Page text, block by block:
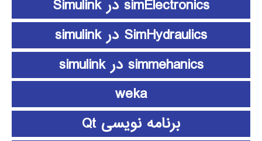
simElectronics در Simulink
SimHydraulics در simulink
simmehanics در simulink
weka
برنامه نویسی Qt